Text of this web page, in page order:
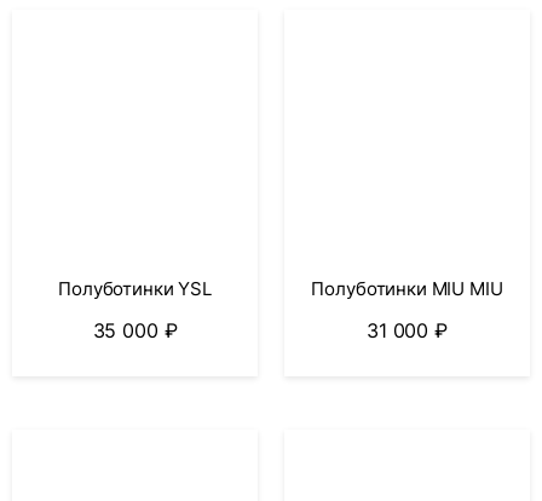
Полуботинки YSL
35 000 ₽
Полуботинки MIU MIU
31 000₽